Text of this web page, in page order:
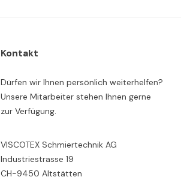
Kontakt
Dürfen wir Ihnen persönlich weiterhelfen?
Unsere Mitarbeiter stehen Ihnen gerne
zur Verfügung.
VISCOTEX Schmiertechnik AG
Industriestrasse 19
CH-9450 Altstätten